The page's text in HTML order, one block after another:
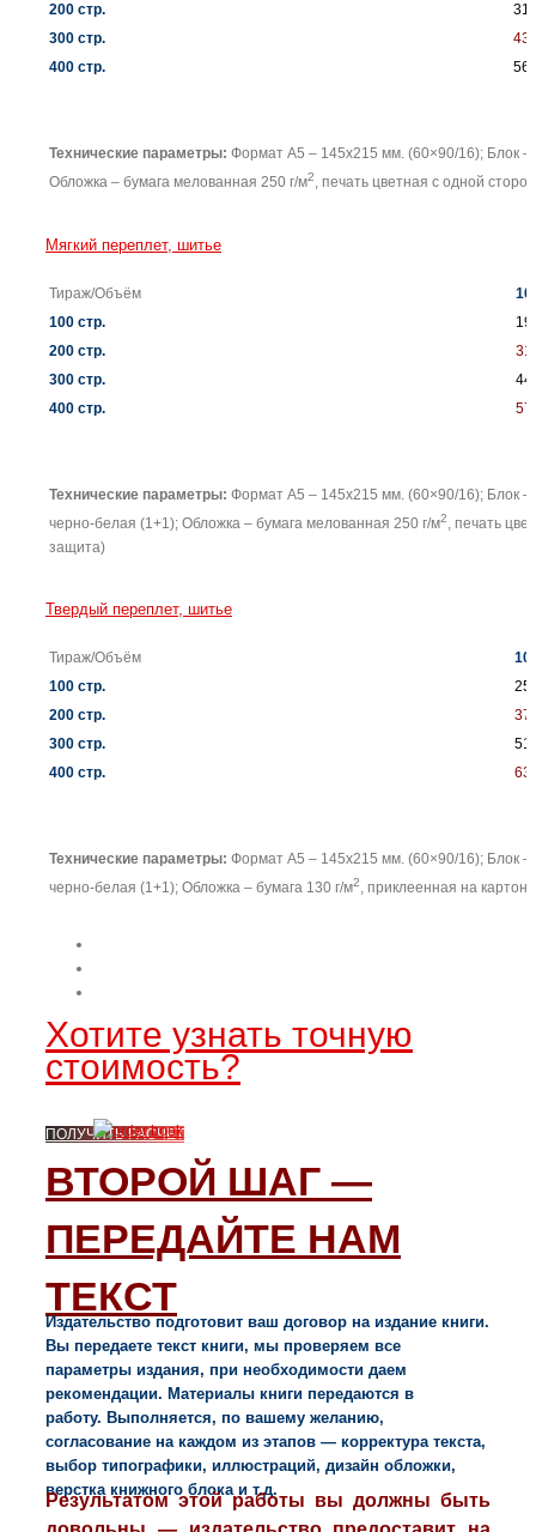
200 стр.
300 стр.
400 стр.
Технические параметры: Формат А5 – 145х215 мм. (60×90/16); Блок –
Обложка – бумага мелованная 250 г/м2, печать цветная с одной
Мягкий переплет, шитье
Тираж/Объём
100 стр.
200 стр.
300 стр.
400 стр.
Технические параметры: Формат А5 – 145х215 мм. (60×90/16); Блок –
черно-белая (1+1); Обложка – бумага мелованная 250 г/м2, печать
защита)
Твердый переплет, шитье
Тираж/Объём
100 стр.
200 стр.
300 стр.
400 стр.
Технические параметры: Формат А5 – 145х215 мм. (60×90/16); Блок –
черно-белая (1+1); Обложка – бумага 130 г/м2, приклеенная на
Хотите узнать точную
стоимость?
ПОЛУЧИТЬ РАСЧЕТ
ВТОРОЙ ШАГ —
ПЕРЕДАЙТЕ НАМ
ТЕКСТ
Издательство подготовит ваш договор на издание книги.
Вы передаете текст книги, мы проверяем все
параметры издания, при необходимости даем
рекомендации. Материалы книги передаются в
работу. Выполняется, по вашему желанию,
согласование на каждом из этапов — корректура текста,
выбор типографики, иллюстраций, дизайн обложки,
верстка книжного блока и т.д.
Результатом этой работы вы должны быть